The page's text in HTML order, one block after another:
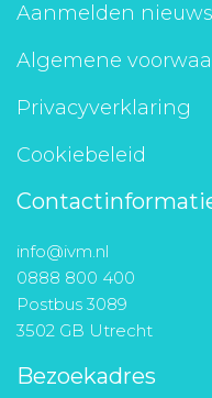
Aanmelden
Algemene
Privacyverklaring
Cookiebeleid
info@ivm.nl
0888 800 400
Postbus 3089
3502 GB Utrecht
Bezoekadres